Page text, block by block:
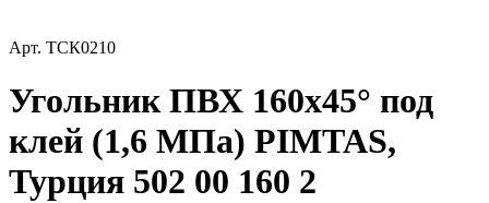
Арт. ТСК0210
Угольник ПВХ 160х45° под
клей (1,6 МПа) PIMTAS,
Турция 502 00 160 2